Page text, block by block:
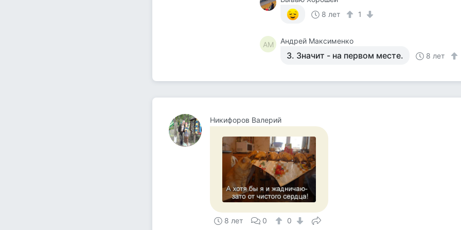
8 лет
1
АМ Андрей Максименко
3. Значит - на первом месте. 8 лет
Никифоров Валерий
8 лет 0 0